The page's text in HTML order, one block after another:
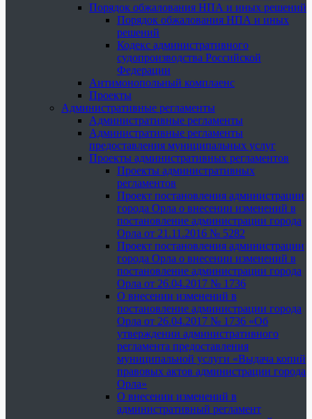
Порядок обжалования НПА и иных решений
Порядок обжалования НПА и иных
решений
Кодекс административного
судопроизводства Российской
Федерации
Антимонопольный комплаенс
Проекты
Административные регламенты
Административные регламенты
Административные регламенты
предоставления муниципальных услуг
Проекты административных регламентов
Проекты административных
регламентов
Проект постановления администрации
города Орла о внесении изменений в
постановление администрации города
Орла от 21.11.2016 № 5282
Проект постановления администрации
города Орла о внесении изменений в
постановление администрации города
Орла от 26.04.2017 № 1736
О внесении изменений в
постановление администрации города
Орла от 26.04.2017 № 1736 «Об
утверждении административного
регламента предоставления
муниципальной услуги «Выдача копий
правовых актов администрации города
Орла»
О внесении изменений в
административный регламент